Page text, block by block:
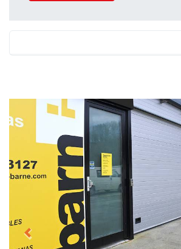
Previous